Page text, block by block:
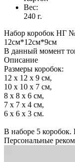
Вес:
240 г.
Набор коробок НГ
12см*12см*9см
В данный момент
Описание
Размеры коробок:
12 x 12 x 9 см,
10 х 10 х 7 см,
8 х 8 х 6 см,
7 х 7 х 4 см,
6 х 6 х 3 см.
В наборе 5 коробок.
Персональные